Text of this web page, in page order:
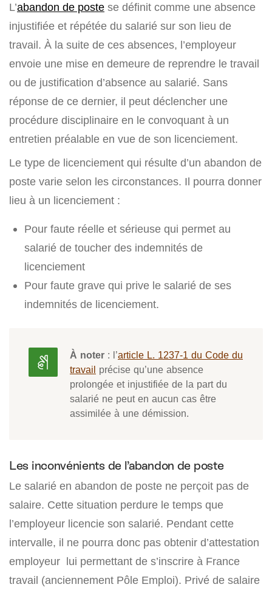
L’abandon de poste se définit comme une absence
injustifiée et répétée du salarié sur son lieu de
travail. À la suite de ces absences, l’employeur
envoie une mise en demeure de reprendre le travail
ou de justification d’absence au salarié. Sans
réponse de ce dernier, il peut déclencher une
procédure disciplinaire en le convoquant à un
entretien préalable en vue de son licenciement.
Le type de licenciement qui résulte d’un abandon de
poste varie selon les circonstances. Il pourra donner
lieu à un licenciement :
Pour faute réelle et sérieuse qui permet au
salarié de toucher des indemnités de
licenciement
Pour faute grave qui prive le salarié de ses
indemnités de licenciement.
À noter : l’article L. 1237-1 du Code du
travail précise qu’une absence
prolongée et injustifiée de la part du
salarié ne peut en aucun cas être
assimilée à une démission.
Les inconvénients de l’abandon de poste
Le salarié en abandon de poste ne perçoit pas de
salaire. Cette situation perdure le temps que
l’employeur licencie son salarié. Pendant cette
intervalle, il ne pourra donc pas obtenir d’attestation
employeur lui permettant de s’inscrire à France
travail (anciennement Pôle Emploi). Privé de salaire